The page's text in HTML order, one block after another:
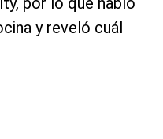
y reveló cuál